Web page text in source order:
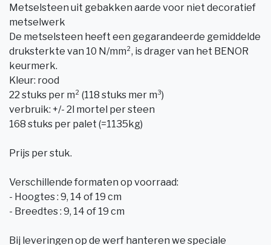
Metselsteen uit gebakken aarde voor niet decoratief
metselwerk
De metselsteen heeft een gegarandeerde gemiddelde
druksterkte van 10 N/mm², is drager van het BENOR
keurmerk.
Kleur: rood
22 stuks per m² (118 stuks mer m³)
verbruik: +/- 2l mortel per steen
168 stuks per palet (=1135kg)
Prijs per stuk.
Verschillende formaten op voorraad:
- Hoogtes : 9, 14 of 19 cm
- Breedtes : 9, 14 of 19 cm
Bij leveringen op de werf hanteren we speciale